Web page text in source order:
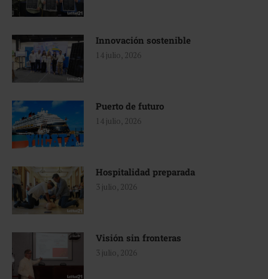
Innovación sostenible
14 julio, 2026
Puerto de futuro
14 julio, 2026
Hospitalidad preparada
3 julio, 2026
Visión sin fronteras
3 julio, 2026